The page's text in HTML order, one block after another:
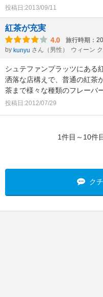
投稿日:2013/09/11
紅茶が充実
4.0 旅行時期：
by kunyu さん（男性） ウィーン
シュテファンプラッツにある
洒落な店構えで、普通の紅茶
茶まで様々な種類のフレーバ
投稿日:2012/07/29
1件目～10件
ク